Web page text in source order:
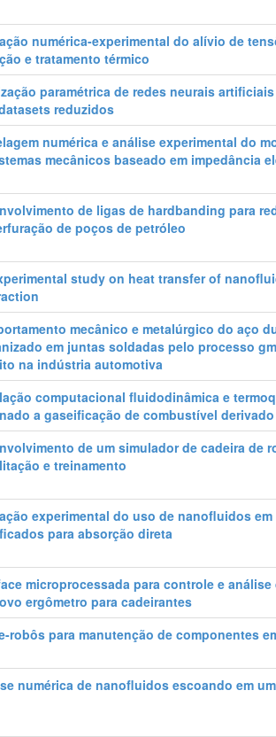
numérica-experimental do alívio de
e tratamento térmico
paramétrica de redes neurais
reduzidos
numérica e análise experimental do
mecânicos baseado em impedância
de ligas de hardbanding para
de poços de petróleo
study on heat transfer of
mecânico e metalúrgico do aço
em juntas soldadas pelo processo
na indústria automotiva
computacional fluidodinâmica e
a gaseificação de combustível
de um simulador de cadeira de
e treinamento
experimental do uso de nanoﬂuidos
para absorção direta
microprocessada para controle e
ergômetro para cadeirantes
robôs para manutenção de componentes
numérica de nanofluidos escoando em